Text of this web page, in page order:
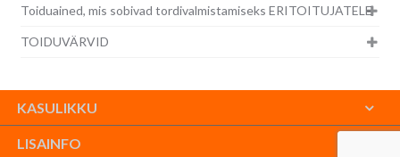
Toiduained, mis sobivad tordivalmistamiseks ERITOITUJATELE
TOIDUVÄRVID
KASULIKKU
LISAINFO